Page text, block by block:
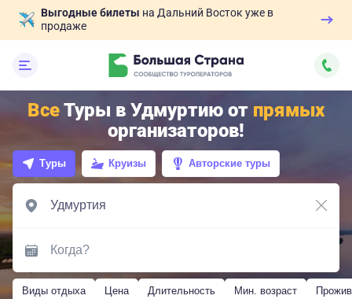
Выгодные билеты на Дальний Восток уже в
продаже
ВсеТуры в Удмуртию от прямых
организаторов!
Туры Круизы Авторские туры
Виды отдыха Цена Длительность Мин. возраст